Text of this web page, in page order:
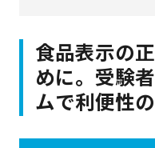
食品表示の
めに。受験
ムで利便性